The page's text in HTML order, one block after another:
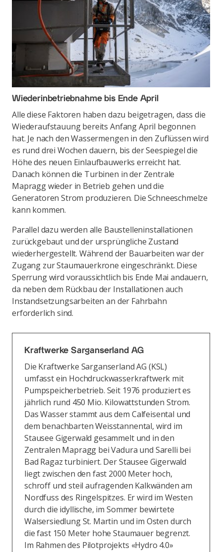
Wiederinbetriebnahme bis Ende April
Alle diese Faktoren haben dazu beigetragen, dass die
Wiederaufstauung bereits Anfang April begonnen
hat. Je nach den Wassermengen in den Zuflüssen wird
es rund drei Wochen dauern, bis der Seespiegel die
Höhe des neuen Einlaufbauwerks erreicht hat.
Danach können die Turbinen in der Zentrale
Mapragg wieder in Betrieb gehen und die
Generatoren Strom produzieren. Die Schneeschmelze
kann kommen.
Parallel dazu werden alle Baustelleninstallationen
zurückgebaut und der ursprüngliche Zustand
wiederhergestellt. Während der Bauarbeiten war der
Zugang zur Staumauerkrone eingeschränkt. Diese
Sperrung wird voraussichtlich bis Ende Mai andauern,
da neben dem Rückbau der Installationen auch
Instandsetzungsarbeiten an der Fahrbahn
erforderlich sind.
Kraftwerke Sarganserland AG
Die Kraftwerke Sarganserland AG (KSL)
umfasst ein Hochdruckwasserkraftwerk mit
Pumpspeicherbetrieb. Seit 1976 produziert es
jährlich rund 450 Mio. Kilowattstunden Strom.
Das Wasser stammt aus dem Calfeisental und
dem benachbarten Weisstannental, wird im
Stausee Gigerwald gesammelt und in den
Zentralen Mapragg bei Vadura und Sarelli bei
Bad Ragaz turbiniert. Der Stausee Gigerwald
liegt zwischen den fast 2000 Meter hoch,
schroff und steil aufragenden Kalkwänden am
Nordfuss des Ringelspitzes. Er wird im Westen
durch die idyllische, im Sommer bewirtete
Walsersiedlung St. Martin und im Osten durch
die fast 150 Meter hohe Staumauer begrenzt.
Im Rahmen des Pilotprojekts «Hydro 4.0»